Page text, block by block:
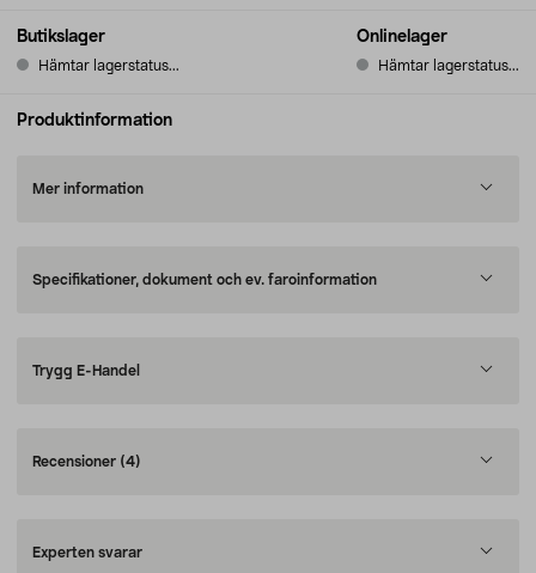
Butikslager
Hämtar lagerstatus...
Onlinelager
Hämtar lagerstatus...
Produktinformation
Mer information
Specifikationer, dokument och ev. faroinformation
Trygg E-Handel
Recensioner (4)
Experten svarar